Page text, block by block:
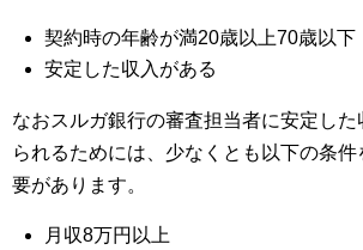
契約時の年齢が満20歳以上70歳以下
安定した収入がある
なおスルガ銀行の審査担当者に安定し
られるためには、少なくとも以下の条
要があります。
月収8万円以上